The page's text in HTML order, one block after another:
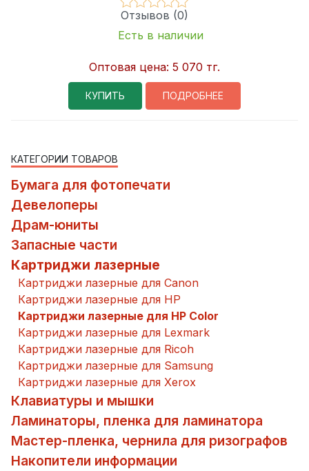
Отзывов (0)
Есть в наличии
Оптовая цена: 5 070 тг.
КУПИТЬ ПОДРОБНЕЕ
КАТЕГОРИИ ТОВАРОВ
Бумага для фотопечати
Девелоперы
Драм-юниты
Запасные части
Картриджи лазерные
Картриджи лазерные для Canon
Картриджи лазерные для HP
Картриджи лазерные для HP Color
Картриджи лазерные для Lexmark
Картриджи лазерные для Ricoh
Картриджи лазерные для Samsung
Картриджи лазерные для Xerox
Клавиатуры и мышки
Ламинаторы, пленка для ламинатора
Мастер-пленка, чернила для ризографов
Накопители информации